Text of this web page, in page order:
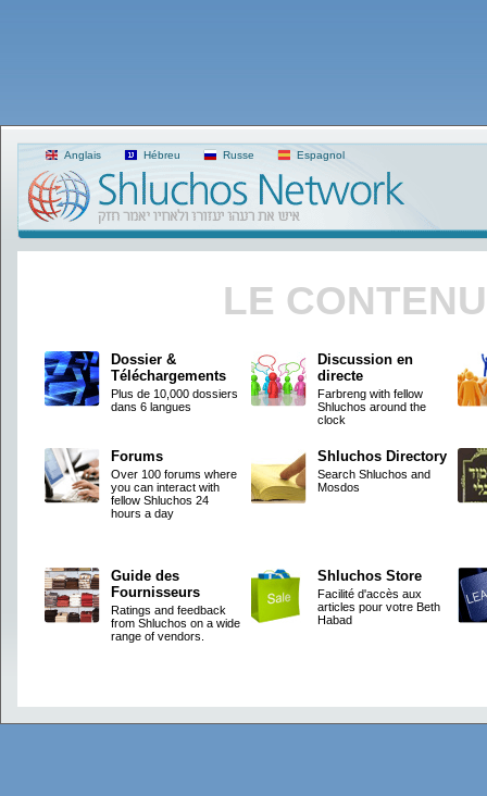
Anglais Hébreu Russe Espagnol
LE CONTENU
Dossier &
Téléchargements
Plus de 10,000 dossiers
dans 6 langues
Discussion en
directe
Farbreng with fellow
Shluchos around the
clock
Forums
Over 100 forums where
you can interact with
fellow Shluchos 24
hours a day
Shluchos Directory
Search Shluchos and
Mosdos
Guide des
Fournisseurs
Ratings and feedback
from Shluchos on a wide
range of vendors.
Shluchos Store
Facilité d'accès aux
articles pour votre Beth
Habad